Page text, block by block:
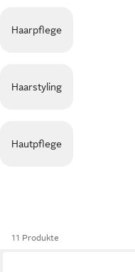
Haarpflege
Haarstyling
Hautpflege
11 Produkte